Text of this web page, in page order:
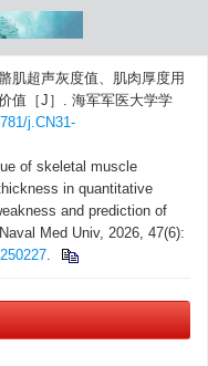
肌超声灰度值、肌肉厚度用
值［J］. 海军军医大学学
j.CN31-
of skeletal muscle
in quantitative
and prediction of
Med Univ, 2026, 47(6):
.